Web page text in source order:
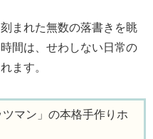
まれた無数の落書きを眺
間は、せわしない日常の
ます。
マン」の本格手作りホ